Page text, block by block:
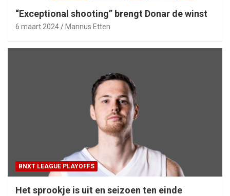
“Exceptional shooting” brengt Donar de winst
6 maart 2024 Mannus Etten
BNXT LEAGUE PLAYOFFS
Het sprookje is uit en seizoen ten einde